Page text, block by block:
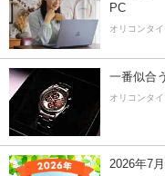
PC
オリコンタ
一番似合
オリコンタ
2026年7